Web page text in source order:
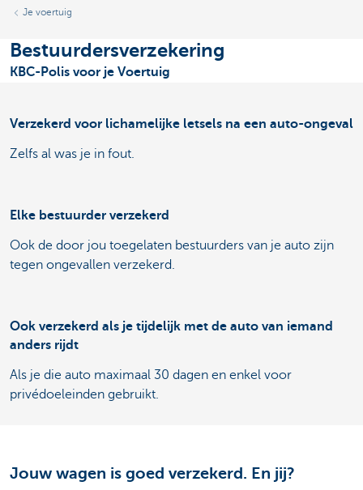
Je voertuig
Bestuurdersverzekering
KBC-Polis voor je Voertuig
Verzekerd voor lichamelijke letsels na een auto-ongeval
Zelfs al was je in fout.
Elke bestuurder verzekerd
Ook de door jou toegelaten bestuurders van je auto zijn
tegen ongevallen verzekerd.
Ook verzekerd als je tijdelijk met de auto van iemand
anders rijdt
Als je die auto maximaal 30 dagen en enkel voor
privédoeleinden gebruikt.
Jouw wagen is goed verzekerd. En jij?